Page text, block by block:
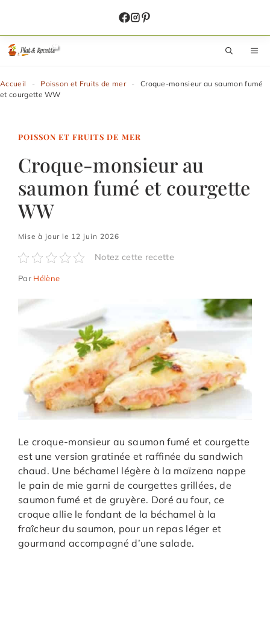
contenu
Accueil - Poisson et Fruits de mer -
Croque-monsieur au saumon fumé
et courgette WW
POISSON ET FRUITS DE MER
Croque-monsieur au
saumon fumé et courgette
WW
Mise à jour le 12 juin 2026
Notez cette recette
Par Hélène
Le croque-monsieur au saumon fumé et courgette
est une version gratinée et raffinée du sandwich
chaud. Une béchamel légère à la maïzena nappe
le pain de mie garni de courgettes grillées, de
saumon fumé et de gruyère. Doré au four, ce
croque allie le fondant de la béchamel à la
fraîcheur du saumon, pour un repas léger et
gourmand accompagné d’une salade.